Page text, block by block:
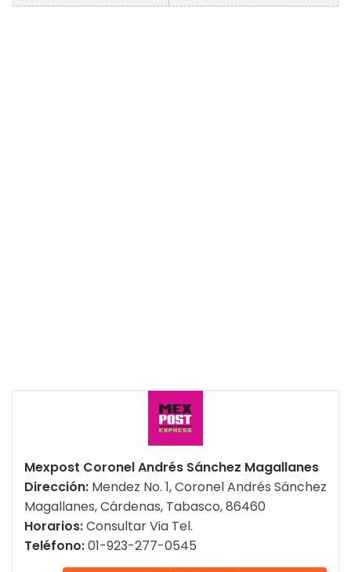
Mexpost Coronel Andrés Sánchez Magallanes
Dirección: Mendez No. 1, Coronel Andrés Sánchez
Magallanes, Cárdenas, Tabasco, 86460
Horarios:Consultar Via Tel.
Teléfono:01-923-277-0545